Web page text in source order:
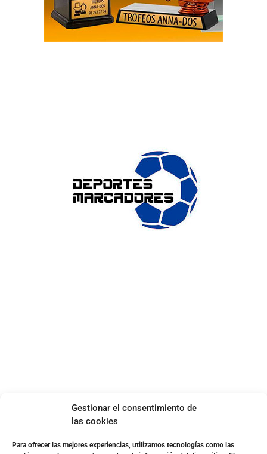
Gestionar el consentimiento de
las cookies
Para ofrecer las mejores experiencias, utilizamos tecnologías como las